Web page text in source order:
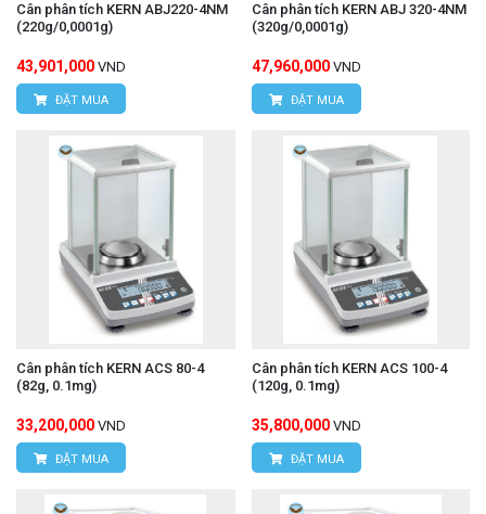
Cân phân tích KERN ABJ220-4NM
(220g/0,0001g)
43,901,000 VND
ĐẶT MUA
Cân phân tích KERN ABJ 320-4NM
(320g/0,0001g)
47,960,000 VND
ĐẶT MUA
Cân phân tích KERN ACS 80-4
(82g, 0.1mg)
33,200,000 VND
ĐẶT MUA
Cân phân tích KERN ACS 100-4
(120g, 0.1mg)
35,800,000 VND
ĐẶT MUA